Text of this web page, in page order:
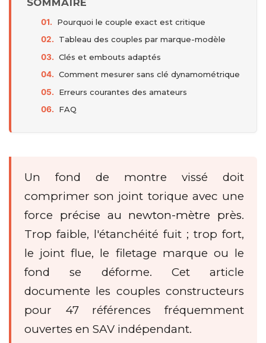
SOMMAIRE
Pourquoi le couple exact est critique
Tableau des couples par marque-modèle
Clés et embouts adaptés
Comment mesurer sans clé dynamométrique
Erreurs courantes des amateurs
FAQ
Un fond de montre vissé doit
comprimer son joint torique avec une
force précise au newton-mètre près.
Trop faible, l'étanchéité fuit ; trop fort,
le joint flue, le filetage marque ou le
fond se déforme. Cet article
documente les couples constructeurs
pour 47 références fréquemment
ouvertes en SAV indépendant.